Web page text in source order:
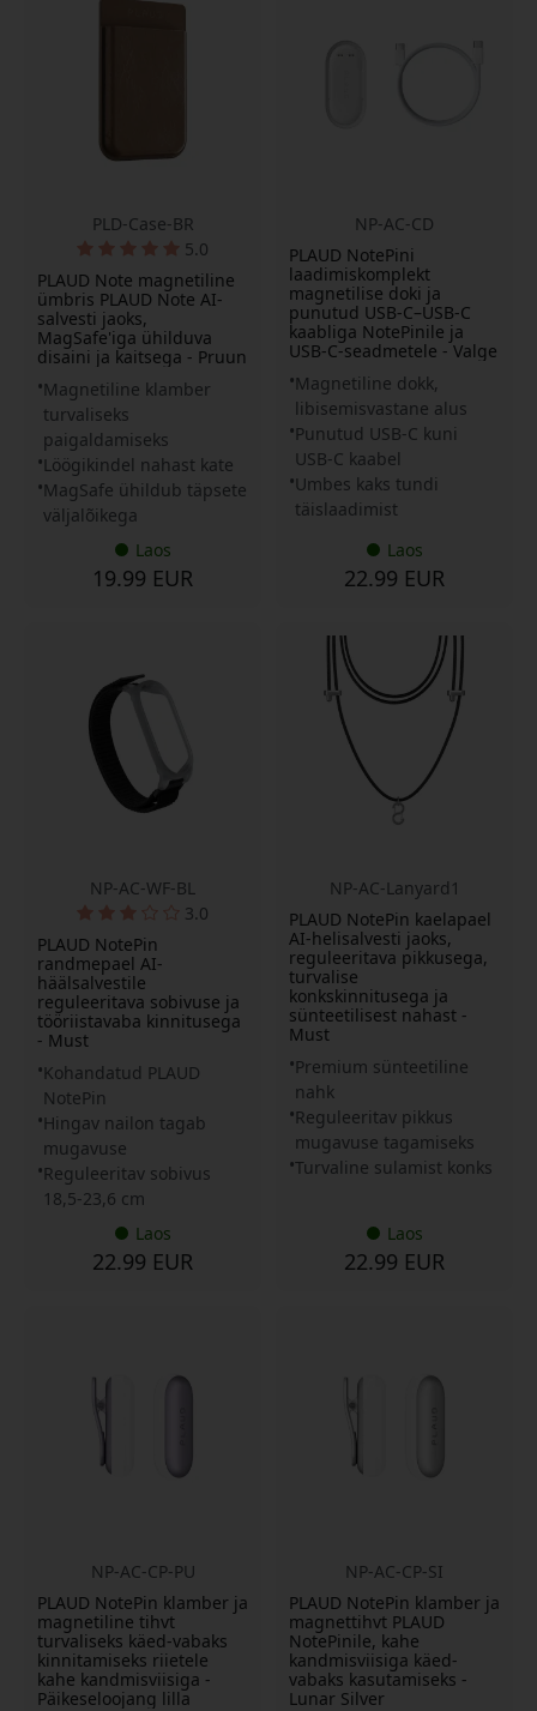
PLD-Case-BR
5.0
PLAUD Note magnetiline
ümbris PLAUD Note AI-
salvesti jaoks,
MagSafe'iga ühilduva
disaini ja kaitsega - Pruun
Magnetiline klamber
turvaliseks
paigaldamiseks
Löögikindel nahast kate
MagSafe ühildub täpsete
väljalõikega
Laos
19.99 EUR
NP-AC-CD
PLAUD NotePini
laadimiskomplekt
magnetilise doki ja
punutud USB-C–USB-C
kaabliga NotePinile ja
USB-C-seadmetele - Valge
Magnetiline dokk,
libisemisvastane alus
Punutud USB-C kuni
USB-C kaabel
Umbes kaks tundi
täislaadimist
Laos
22.99 EUR
NP-AC-WF-BL
3.0
PLAUD NotePin
randmepael AI-
häälsalvestile
reguleeritava sobivuse ja
tööriistavaba kinnitusega
- Must
Kohandatud PLAUD
NotePin
Hingav nailon tagab
mugavuse
Reguleeritav sobivus
18,5-23,6 cm
Laos
22.99 EUR
NP-AC-Lanyard1
PLAUD NotePin kaelapael
AI-helisalvesti jaoks,
reguleeritava pikkusega,
turvalise
konkskinnitusega ja
sünteetilisest nahast -
Must
Premium sünteetiline
nahk
Reguleeritav pikkus
mugavuse tagamiseks
Turvaline sulamist konks
Laos
22.99 EUR
NP-AC-CP-PU
PLAUD NotePin klamber ja
magnetiline tihvt
turvaliseks käed-vabaks
kinnitamiseks riietele
kahe kandmisviisiga -
Päikeseloojang lilla
NP-AC-CP-SI
PLAUD NotePin klamber ja
magnettihvt PLAUD
NotePinile, kahe
kandmisviisiga käed-
vabaks kasutamiseks -
Lunar Silver